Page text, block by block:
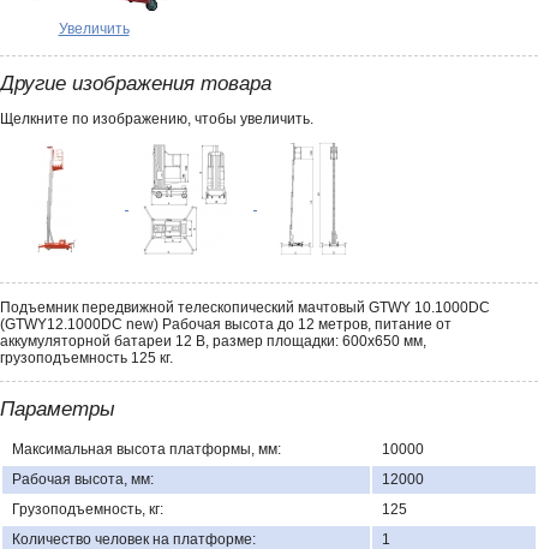
Увеличить
Другие изображения товара
Щелкните по изображению, чтобы увеличить.
Подъемник передвижной телескопический мачтовый GTWY 10.1000DC
(GTWY12.1000DC new) Рабочая высота до 12 метров, питание от
аккумуляторной батареи 12 В, размер площадки: 600х650 мм,
грузоподъемность 125 кг.
Параметры
Максимальная высота платформы, мм:
10000
Рабочая высота, мм:
12000
Грузоподъемность, кг:
125
Количество человек на платформе:
1